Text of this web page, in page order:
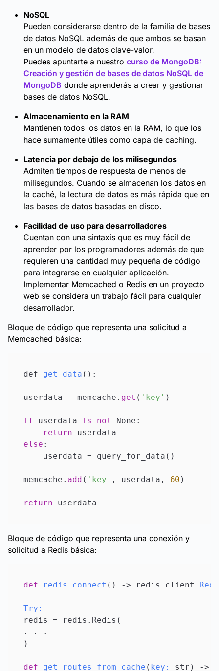
NoSQL
Pueden considerarse dentro de la familia de bases
de datos NoSQL además de que ambos se basan
en un modelo de datos clave-valor.
Puedes apuntarte a nuestro curso de MongoDB:
Creación y gestión de bases de datos NoSQL de
MongoDB donde aprenderás a crear y gestionar
bases de datos NoSQL.
Almacenamiento en la RAM
Mantienen todos los datos en la RAM, lo que los
hace sumamente útiles como capa de caching.
Latencia por debajo de los milisegundos
Admiten tiempos de respuesta de menos de
milisegundos. Cuando se almacenan los datos en
la caché, la lectura de datos es más rápida que en
las bases de datos basadas en disco.
Facilidad de uso para desarrolladores
Cuentan con una sintaxis que es muy fácil de
aprender por los programadores además de que
requieren una cantidad muy pequeña de código
para integrarse en cualquier aplicación.
Implementar Memcached o Redis en un proyecto
web se considera un trabajo fácil para cualquier
desarrollador.
Bloque de código que representa una solicitud a
Memcached básica:
def get_data ():
userdata = memcache. get ( 'key' )
if userdata is not
None:
return
else :
    userdata = query_for_data()
memcache. add ( 'key' , userdata, 60 )
return
Bloque de código que representa una conexión y
solicitud a Redis básica:
def redis_connect () -> redis.client.
Try:
redis = redis.Redis(
. . .
)
def get_routes_from_cache ( key: str ) ->